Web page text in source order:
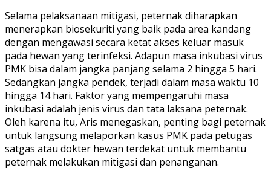
Selama pelaksanaan mitigasi, peternak diharapkan
menerapkan biosekuriti yang baik pada area kandang
dengan mengawasi secara ketat akses keluar masuk
pada hewan yang terinfeksi. Adapun masa inkubasi virus
PMK bisa dalam jangka panjang selama 2 hingga 5 hari.
Sedangkan jangka pendek, terjadi dalam masa waktu 10
hingga 14 hari. Faktor yang mempengaruhi masa
inkubasi adalah jenis virus dan tata laksana peternak.
Oleh karena itu, Aris menegaskan, penting bagi peternak
untuk langsung melaporkan kasus PMK pada petugas
satgas atau dokter hewan terdekat untuk membantu
peternak melakukan mitigasi dan penanganan.